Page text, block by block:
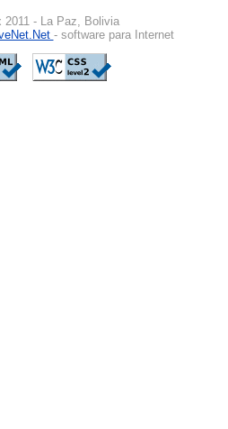
- La Paz, Bolivia
- software para Internet